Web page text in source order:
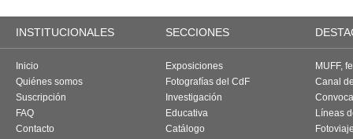
INSTITUCIONALES SECCIONES
Inicio
Quiénes somos
Suscripción
FAQ
Contacto
Exposiciones
Fotografías del CdF
Investigación
Educativa
Catálogo
MUFF,
Canal
Líneas